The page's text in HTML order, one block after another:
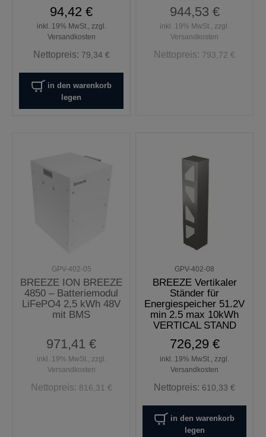
94,42 €
inkl. 19% MwSt., zzgl.
Versandkosten
Nettopreis: 79,34 €
in den warenkorb
legen
944,53 €
inkl. 19% MwSt., zzgl.
Versandkosten
Nettopreis: 793,72 €
GPV-402-05
BREEZE ION BREEZE
4850 – Batteriemodul
LiFePO4 2,5 kWh 48V
mit BMS
971,41 €
inkl. 19% MwSt., zzgl.
Versandkosten
Nettopreis: 816,31 €
GPV-402-08
BREEZE Vertikaler
Ständer für
Energiespeicher 51.2V
min 2.5 max 10kWh
VERTICAL STAND
726,29 €
inkl. 19% MwSt., zzgl.
Versandkosten
Nettopreis: 610,33 €
in den warenkorb
legen